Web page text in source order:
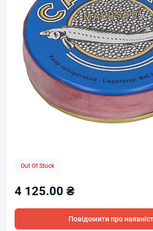
Out Of Stock
4 125.00 ₴
Повідомити про